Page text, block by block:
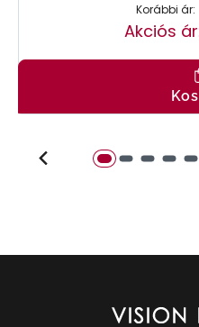
Korábbi ár:
Akciós